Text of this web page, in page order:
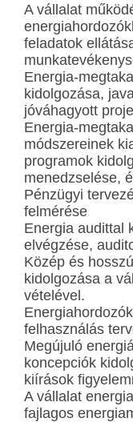
A vállalat
feladatok
Energia-
kidolgozása,
jóváhagyott
Energia-
módszereinek
programok
menedzselése,
Pénzügyi
felmérése
Energia audittal
elvégzése,
Közép és
kidolgozása a
vételével.
felhasználás
Megújuló
koncepciók
kiírások
A vállalat
fajlagos